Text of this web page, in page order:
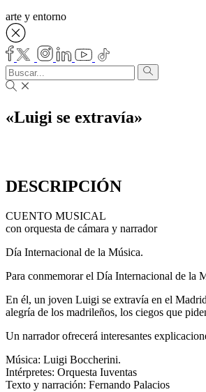
arte y entorno
«Luigi se extravía»
DESCRIPCIÓN
CUENTO MUSICAL
con orquesta de cámara y narrador
Día Internacional de la Música.
Para conmemorar el Día Internacional de la
En él, un joven Luigi se extravía en el
alegría de los madrileños, los ciegos que
Un narrador ofrecerá interesantes
Música: Luigi Boccherini.
Intérpretes: Orquesta Iuventas
Texto y narración: Fernando Palacios